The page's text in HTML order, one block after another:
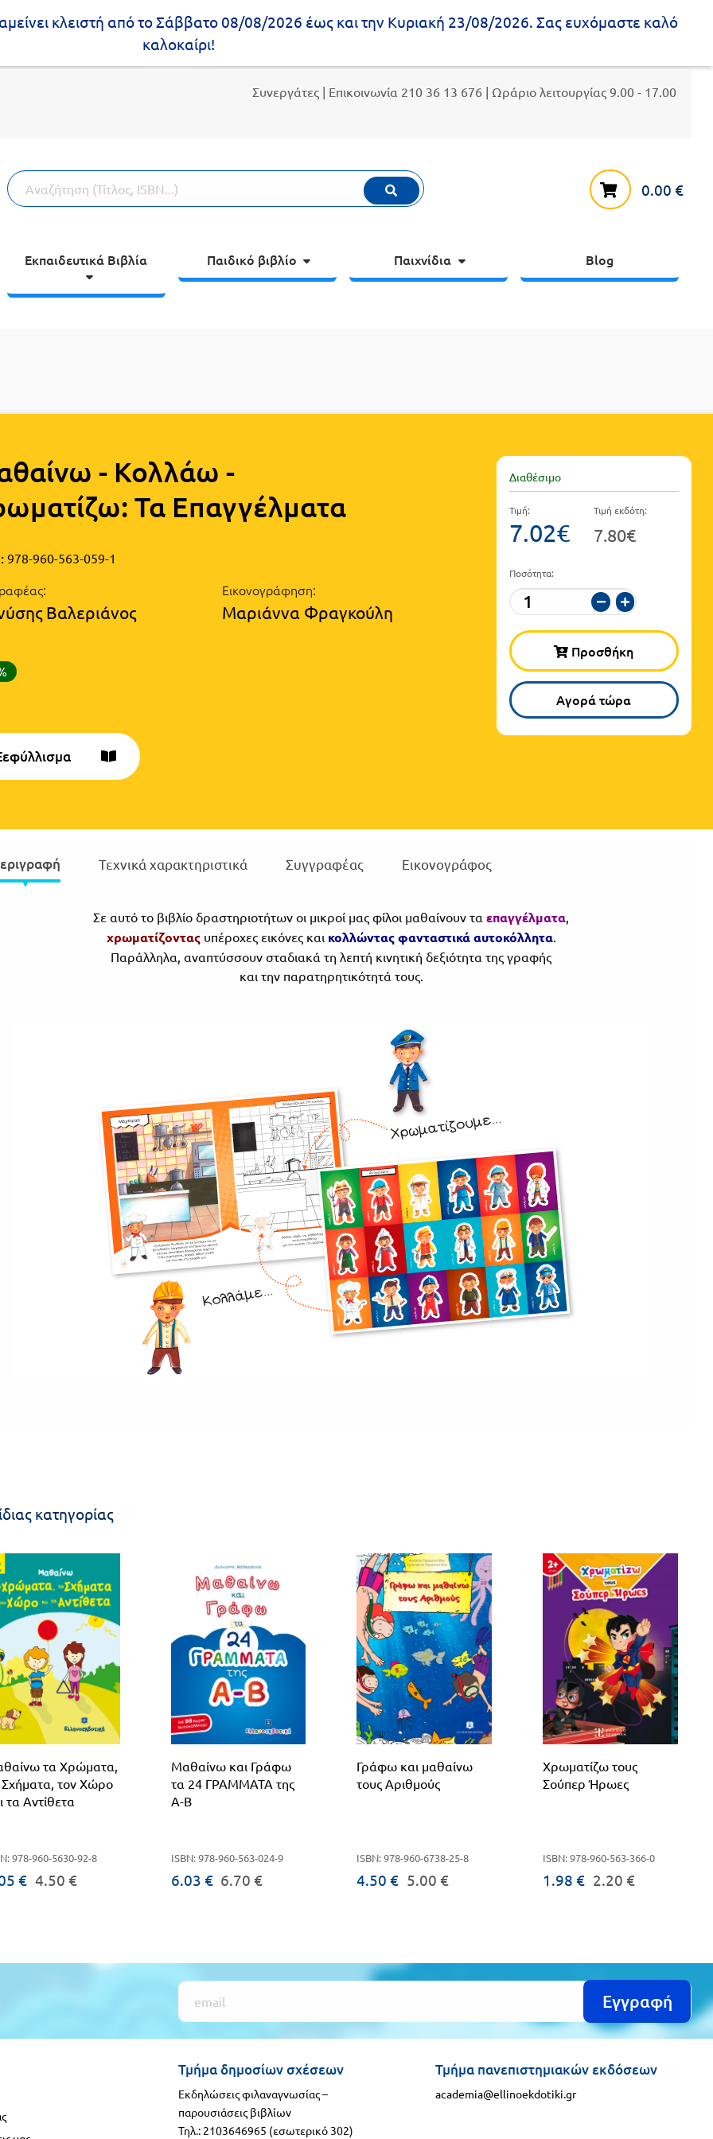
κλειστή από το Σάββατο 08/08/2026 έως και την Κυριακή 23/08/2026. Σας ευχόμαστε καλό
καλοκαίρι!
Συνεργάτες| Επικοινωνία 210 36 13 676| Ωράριο λειτουργίας 9.00 - 17.00
0.00 €
Εκπαιδευτικά Βιβλία Παιδικό βιβλίο Παιχνίδια Blog
- Κολλάω -
Τα Επαγγέλματα
978-960-563-059-1
Βαλεριάνος
Εικονογράφηση:
Μαριάννα Φραγκούλη
Διαθέσιμο
Τιμή:
7.02€
Τιμή εκδότη:
7.80€
Ποσότητα:
Προσθήκη
Αγορά τώρα
Τεχνικά χαρακτηριστικά Συγγραφέας Εικονογράφος
Σε αυτό το βιβλίο δραστηριοτήτων οι μικροί μας φίλοι μαθαίνουν ταεπαγγέλματα
χρωματίζοντας υπέροχες εικόνες και κολλώντας φανταστικά αυτοκόλλητα
Παράλληλα, αναπτύσσουν σταδιακά τη λεπτή κινητική δεξιότητα της γραφής
και την παρατηρητικότητά τους.
κατηγορίας
τα Χρώματα,
τον Χώρο
τα Αντίθετα
978-960-5630-92-8
€ 4.50 €
Μαθαίνω και Γράφω
τα 24 ΓΡΑΜΜΑΤΑ της
Α-Β
ISBN: 978-960-563-024-9
6.03 € 6.70 €
Γράφω και μαθαίνω
τους Αριθμούς
ISBN: 978-960-6738-25-8
4.50 € 5.00 €
Χρωματίζω τους
Σούπερ Ήρωες
ISBN: 978-960-563-366-0
1.98 € 2.20 €
Εγγραφή
Τμήμα δημοσίων σχέσεων
Εκδηλώσεις φιλαναγνωσίας –
παρουσιάσεις βιβλίων
Τηλ.: 2103646965 (εσωτερικό 302)
Τμήμα πανεπιστημιακών εκδόσεων
academia@ellinoekdotiki.gr